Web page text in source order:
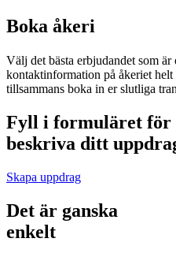
Boka åkeri
Välj det bästa erbjudandet som
kontaktinformation på åkeriet
tillsammans boka in er slutliga
Fyll i formuläret för
beskriva ditt
Skapa uppdrag
Det är ganska
enkelt